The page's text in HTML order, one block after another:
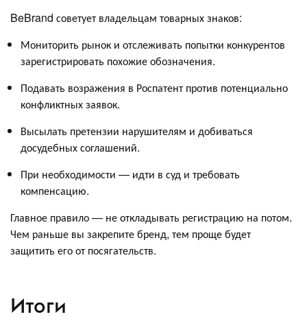
BeBrand советует владельцам товарных знаков:
Мониторить рынок и отслеживать попытки конкурентов
зарегистрировать похожие обозначения.
Подавать возражения в Роспатент против потенциально
конфликтных заявок.
Высылать претензии нарушителям и добиваться
досудебных соглашений.
При необходимости — идти в суд и требовать
компенсацию.
Главное правило — не откладывать регистрацию на потом.
Чем раньше вы закрепите бренд, тем проще будет
защитить его от посягательств.
Итоги